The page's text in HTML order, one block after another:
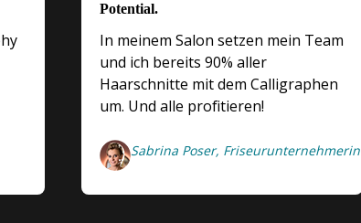
Potential.
In meinem Salon setzen mein Team
und ich bereits 90% aller
Haarschnitte mit dem Calligraphen
um. Und alle profitieren!
Sabrina Poser, Friseurunternehmerin